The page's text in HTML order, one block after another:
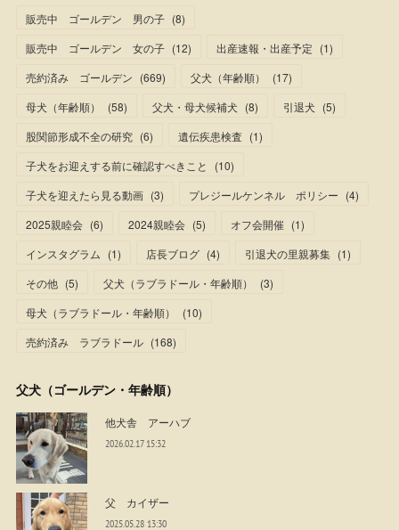
販売中 ゴールデン 男の子 (8)
販売中 ゴールデン 女の子 (12) 出産速報・出産予定 (1)
売約済み ゴールデン (669) 父犬（年齢順） (17)
母犬（年齢順）
(58) 父犬・母犬候補犬 (8) 引退犬 (5)
股関節形成不全の研究 (6) 遺伝疾患検査 (1)
子犬をお迎えする前に確認すべきこと
(10)
子犬を迎えたら見る動画 (3) プレジールケンネル ポリシー (4)
2025親睦会 (6) 2024親睦会 (5) オフ会開催 (1)
インスタグラム (1) 店長ブログ (4) 引退犬の里親募集 (1)
その他 (5) 父犬（ラブラドール・年齢順） (3)
母犬（ラブラドール・年齢順）
(10)
売約済み ラブラドール (168)
父犬（ゴールデン・年齢順）
他犬舎 アーハブ
2026.02.17 15:32
父 カイザー
2025.05.28 13:30